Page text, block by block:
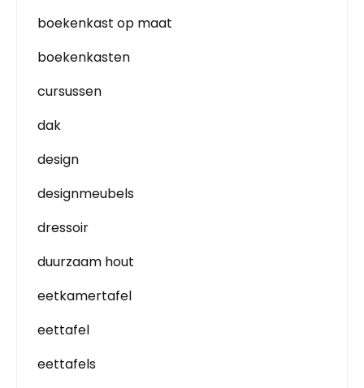
boekenkast op maat
boekenkasten
cursussen
dak
design
designmeubels
dressoir
duurzaam hout
eetkamertafel
eettafel
eettafels